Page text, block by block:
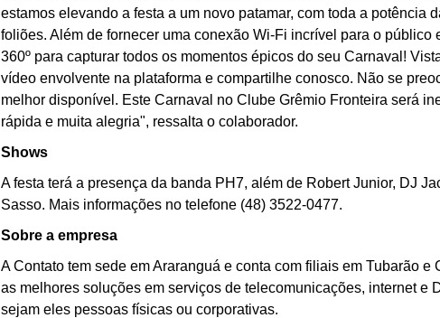
estamos elevando a festa a um novo patamar, com toda a potência
foliões. Além de fornecer uma conexão Wi-Fi incrível para o público
360º para capturar todos os momentos épicos do seu Carnaval!
vídeo envolvente na plataforma e compartilhe conosco. Não se
melhor disponível. Este Carnaval no Clube Grêmio Fronteira será
rápida e muita alegria", ressalta o colaborador.
Shows
A festa terá a presença da banda PH7, além de Robert Junior, DJ
Sasso. Mais informações no telefone (48) 3522-0477.
Sobre a empresa
A Contato tem sede em Araranguá e conta com filiais em Tubarão
as melhores soluções em serviços de telecomunicações, internet e
sejam eles pessoas físicas ou corporativas.